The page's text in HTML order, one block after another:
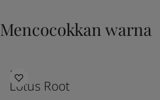
Mencocokkan warna
1108
Lotus Root